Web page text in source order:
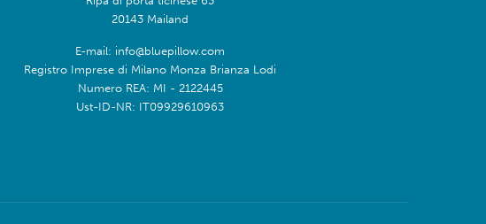
20143 Mailand
E-mail: info@bluepillow.com
Registro Imprese di Milano Monza Brianza Lodi
Numero REA: MI - 2122445
Ust-ID-NR: IT09929610963